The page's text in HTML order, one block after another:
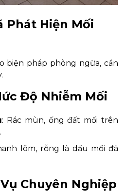
Phát Hiện Mối
biện pháp phòng ngừa, cần
Độ Nhiễm Mối
: Rác mùn, ống đất mối trên
lõm, rỗng là dấu mối đã
Chuyên Nghiệp